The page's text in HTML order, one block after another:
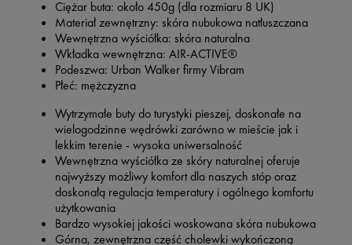
Ciężar buta: około 450g (dla rozmiaru 8 UK)
Materiał zewnętrzny: skóra nubukowa natłuszczana
Wewnętrzna wyściółka: skóra naturalna
Wkładka wewnętrzna: AIR-ACTIVE®
Podeszwa: Urban Walker firmy Vibram
Płeć: mężczyzna
Wytrzymałe buty do turystyki pieszej, doskonałe na
wielogodzinne wędrówki zarówno w mieście jak i
lekkim terenie - wysoka uniwersalność
Wewnętrzna wyściółka ze skóry naturalnej oferuje
najwyższy możliwy komfort dla naszych stóp oraz
doskonałą regulacja temperatury i ogólnego komfortu
użytkowania
Bardzo wysokiej jakości woskowana skóra nubukowa
Górna, zewnętrzna część cholewki wykończoną